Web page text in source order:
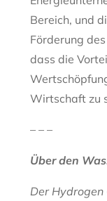
Bereich, und
Förderung
dass die
Wirtschaft zu
– – –
Über den
Der Hydrogen